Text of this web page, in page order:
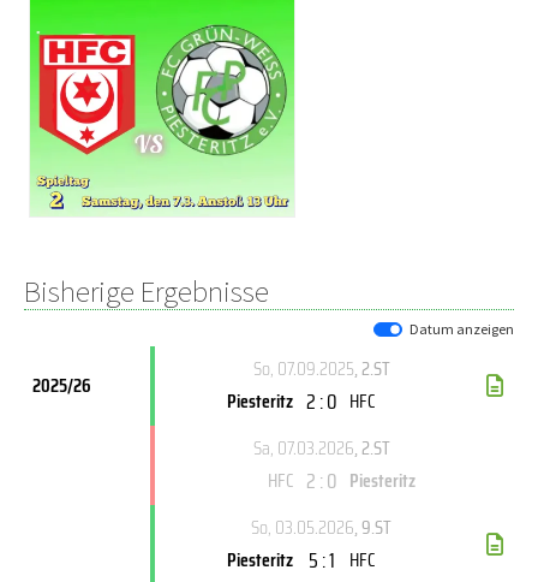
Bisherige Ergebnisse
Datum anzeigen
2025/26
So, 07.09.2025, 2.ST
Piesteritz 2 : 0 HFC
Sa, 07.03.2026, 2.ST
HFC 2 : 0 Piesteritz
So, 03.05.2026, 9.ST
Piesteritz 5 : 1 HFC